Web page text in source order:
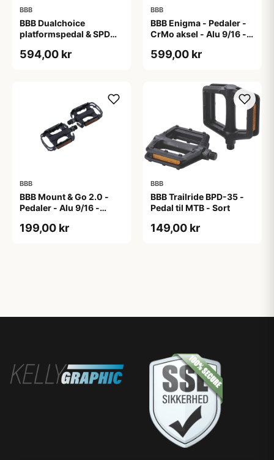
BBB
BBB Dualchoice
platformspedal & SPD
594,00 kr
BBB
BBB Enigma - Pedaler -
CrMo aksel - Alu 9/16 -
599,00 kr
BBB
BBB Mount & Go 2.0 -
Pedaler - Alu 9/16 -
199,00 kr
BBB
BBB Trailride BPD-35 -
Pedal til MTB - Sort
149,00 kr